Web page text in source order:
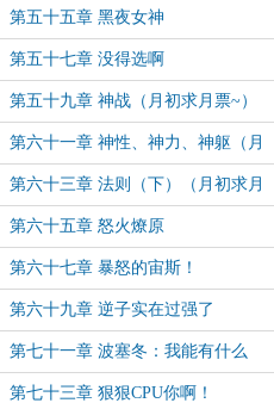
第五十五章 黑夜女神
第五十七章 没得选啊
第五十九章 神战（月初求月票~）
第六十一章 神性、神力、神躯（月
初求月票~）
第六十三章 法则（下）（月初求月
票~）
第六十五章 怒火燎原
第六十七章 暴怒的宙斯！
第六十九章 逆子实在过强了
第七十一章 波塞冬：我能有什么
事？
第七十三章 狠狠CPU你啊！